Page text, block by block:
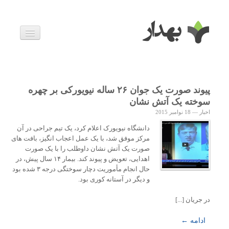
زندگی سالم
خانواده و بارداری
ویدئوها
پیوند صورت یک جوان ۲۶ ساله نیویورکی بر چهره
سوخته یک آتش نشان
اخبار — 18 نوامبر 2015
دانشگاه نیویورک اعلام کرد، یک تیم جراحی در آن
مرکز موفق شد، با یک عمل اعجاب انگیز، بافت های
صورت یک آتش نشان داوطلب را با یک صورت
اهدایی، تعویض و پیوند کند. بیمار ۱۴ سال پیش، در
حال انجام مأموریت دچار سوختگی درجه ۳ شده بود
و دیگر در آستانه کوری بود.
در جریان [...]
ادامه ←